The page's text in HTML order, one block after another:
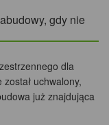
gdy nie
dla
uchwalony,
już znajdująca